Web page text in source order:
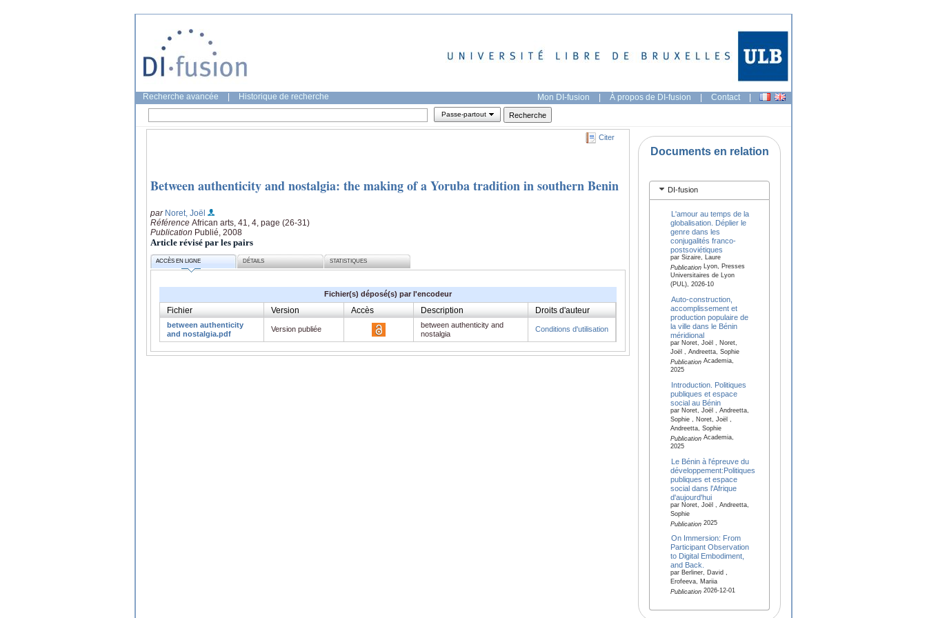
Recherche avancée Historique de recherche Mon DI-fusion | À propos de DI-fusion | Contact |
Passe-partout
Citer
Between authenticity and nostalgia: the making of a Yoruba tradition in southern Benin
par Noret, Joël
Référence African arts, 41, 4, page (26-31)
Publication Publié, 2008
Article révisé par les pairs
ACCÈS EN LIGNE DÉTAILS STATISTIQUES
Fichier(s) déposé(s) par l'encodeur
Fichier Version Accès Description Droits d'auteur
between authenticity
and nostalgia.pdf
Version publiée
between authenticity and
nostalgia
Conditions d'utilisation
Documents en relation
DI-fusion
L'amour au temps de la
globalisation. Déplier le
genre dans les
conjugalités franco-
postsoviétiques
par Sizaire, Laure
PublicationLyon, Presses
Universitaires de Lyon
(PUL), 2026-10
Auto-construction,
accomplissement et
production populaire de
la ville dans le Bénin
méridional
par Noret, Joël , Noret,
Joël , Andreetta, Sophie
PublicationAcademia,
2025
Introduction. Politiques
publiques et espace
social au Bénin
par Noret, Joël , Andreetta,
Sophie , Noret, Joël ,
Andreetta, Sophie
PublicationAcademia,
2025
Le Bénin à l'épreuve du
développement:Politiques
publiques et espace
social dans l'Afrique
d'aujourd'hui
par Noret, Joël , Andreetta,
Sophie
Publication2025
On Immersion: From
Participant Observation
to Digital Embodiment,
and Back.
par Berliner, David ,
Erofeeva, Mariia
Publication2026-12-01